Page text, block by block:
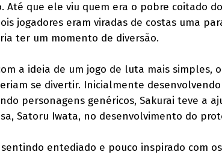
Até que ele viu quem era o pobre coitado
jogadores eram viradas de costas uma
ter um momento de diversão.
a ideia de um jogo de luta mais simples,
se divertir. Inicialmente desenvolvendo
personagens genéricos, Sakurai teve a
Satoru Iwata, no desenvolvimento do
entediado e pouco inspirado com